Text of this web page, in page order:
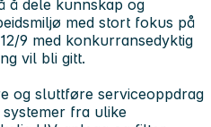
å dele kunnskap og
med stort fokus på
9 med konkurransedyktig
vil bli gitt.
og sluttføre serviceoppdrag
fra ulike